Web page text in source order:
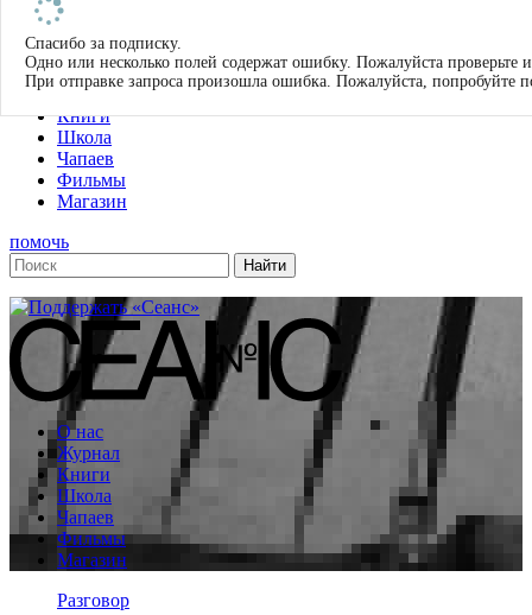
О нас
Журнал
Книги
Школа
Чапаев
Фильмы
Магазин
помочь
О нас
Журнал
Книги
Школа
Чапаев
Фильмы
Магазин
Разговор
Спасибо за подписку.
Одно или несколько полей содержат ошибку. Пожалуйста проверьте
При отправке запроса произошла ошибка. Пожалуйста, попробуйте